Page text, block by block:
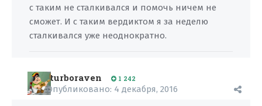
с таким не сталкивался и помочь ничем не
сможет. И с таким вердиктом я за неделю
сталкивался уже неоднократно.
turboraven 1 242
Опубликовано: 4 декабря, 2016